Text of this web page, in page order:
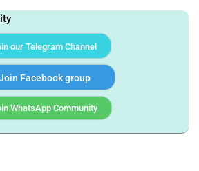
our Telegram Channel
Facebook group
WhatsApp Community